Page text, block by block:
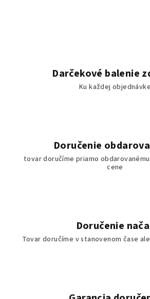
Darčekové balenie
Ku každej objednávke
Doručenie
tovar doručíme priamo
cene
Doručenie
Tovar doručíme v stanovenom čase